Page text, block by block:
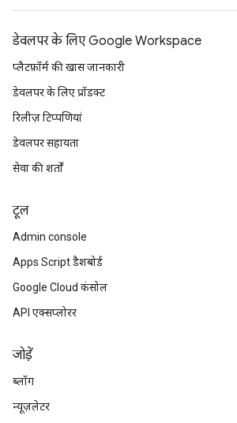
डेवलपर के लिए Google Workspace
प्लैटफ़ॉर्म की खास जानकारी
डेवलपर के लिए प्रॉडक्ट
रिलीज़ टिप्पणियां
डेवलपर सहायता
सेवा की शर्तों
टूल
Admin console
Apps Script डैशबोर्ड
Google Cloud कंसोल
API एक्सप्लोरर
जोड़ें
ब्लॉग
न्यूज़लेटर